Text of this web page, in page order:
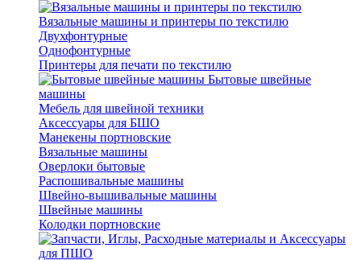
Вязальные машины и принтеры по текстилю
Двухфонтурные
Однофонтурные
Принтеры для печати по текстилю
Бытовые швейные
машины
Мебель для швейной техники
Аксессуары для БШО
Манекены портновские
Вязальные машины
Оверлоки бытовые
Распошивальные машины
Швейно-вышивальные машины
Швейные машины
Колодки портновские